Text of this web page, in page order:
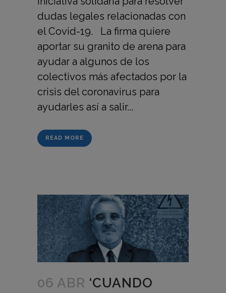
dudas legales relacionadas con
el Covid-19. La firma quiere
aportar su granito de arena para
ayudar a algunos de los
colectivos más afectados por la
crisis del coronavirus para
ayudarles así a salir...
READ MORE
06 ABR ‘CUANDO